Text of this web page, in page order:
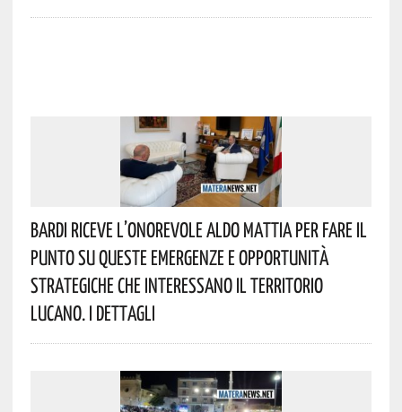
Bardi Riceve L’onorevole Aldo Mattia Per Fare Il
Punto Su Queste Emergenze E Opportunità
Strategiche Che Interessano Il Territorio
Lucano. I Dettagli